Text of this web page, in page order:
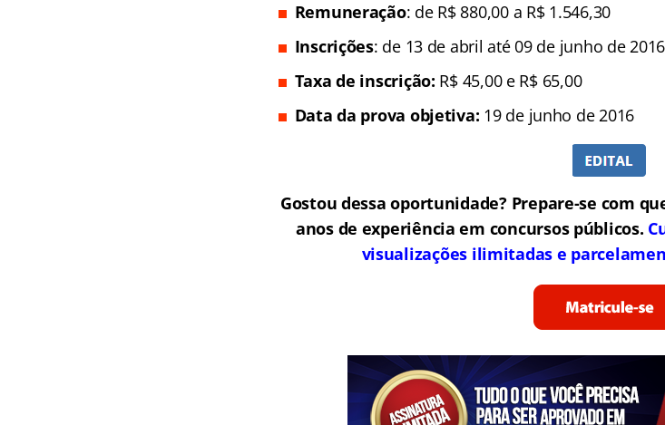
Remuneração: de R$ 880,00 a R$ 1.546,30
Inscrições: de 13 de abril até 09 de junho de 2016
Taxa de inscrição: R$ 45,00 e R$ 65,00
Data da prova objetiva: 19 de junho de 2016
Gostou dessa oportunidade? Prepare-se com
anos de experiência em concursos públicos.
visualizações ilimitadas e